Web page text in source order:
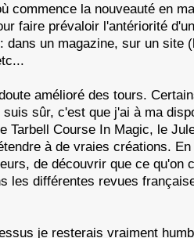
commence la nouveauté en
faire prévaloir l'antériorité
dans un magazine, sur un site
amélioré des tours.
suis sûr, c'est que j'ai à ma
Tarbell Course In Magic, le
à de vraies créations.
de découvrir que ce qu'on
les différentes revues
je resterais vraiment